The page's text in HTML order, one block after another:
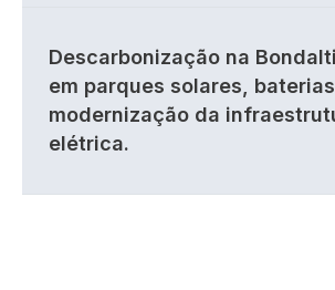
Descarbonização na
em parques solares,
modernização da
elétrica.